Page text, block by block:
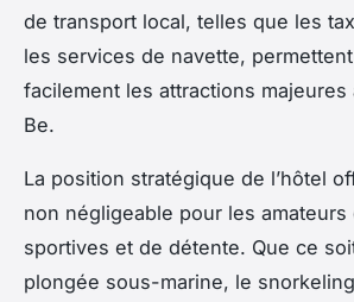
de transport local, telles que les
les services de navette,
facilement les attractions
Be.
La position stratégique de l’hôtel
non négligeable pour les amateurs
sportives et de détente. Que ce
plongée sous-marine, le